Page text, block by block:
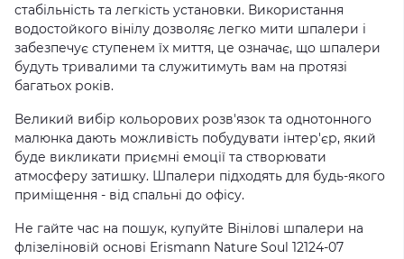
стабільність та легкість установки. Використання
водостойкого вінілу дозволяє легко мити шпалери і
забезпечує ступенем їх миття, це означає, що шпалери
будуть тривалими та служитимуть вам на протязі
багатьох років.
Великий вибір кольорових розв'язок та однотонного
малюнка дають можливість побудувати інтер'єр, який
буде викликати приємні емоції та створювати
атмосферу затишку. Шпалери підходять для будь-якого
приміщення - від спальні до офісу.
Не гайте час на пошук, купуйте Вінілові шпалери на
флізеліновій основі Erismann Nature Soul 12124-07